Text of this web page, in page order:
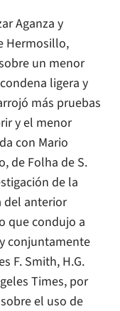
Aganza y
Hermosillo,
un menor
ligera y
más pruebas
y el menor
con Mario
de Folha de S.
de la
del anterior
que condujo a
conjuntamente
F. Smith, H.G.
Times, por
el uso de